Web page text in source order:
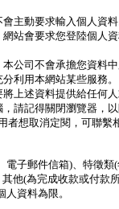
主動要求輸入個人資料
站會要求您登陸個人
公司不會承擔您資料
利用本網站某些服務。
上述資料提供給任何
請記得關閉瀏覽器，
想取消定閱，可聯繫
電子郵件信箱)、特徵
他(為完成收款或付
資料為限。